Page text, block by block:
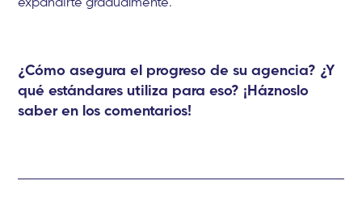
¿Cómo asegura el progreso de su agencia? ¿Y
qué estándares utiliza para eso? ¡Háznoslo
saber en los comentarios!